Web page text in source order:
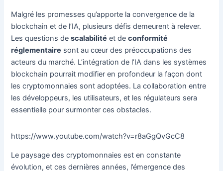
Malgré les promesses qu’apporte la convergence de la
blockchain et de l’IA, plusieurs défis demeurent à relever.
Les questions descalabilité et deconformité
réglementaire sont au cœur des préoccupations des
acteurs du marché. L’intégration de l’IA dans les systèmes
blockchain pourrait modifier en profondeur la façon dont
les cryptomonnaies sont adoptées. La collaboration entre
les développeurs, les utilisateurs, et les régulateurs sera
essentielle pour surmonter ces obstacles.
https://www.youtube.com/watch?v=r8aGgQvGcC8
Le paysage des cryptomonnaies est en constante
évolution, et ces dernières années, l’émergence des